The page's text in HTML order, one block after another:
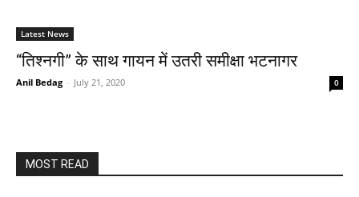
Latest News
“तिश्नगी” के साथ गायन में उतरी समीक्षा भटनागर
Anil Bedag - July 21, 2020 0
MOST READ